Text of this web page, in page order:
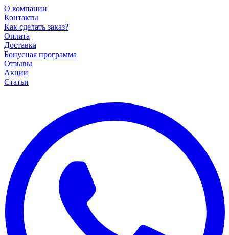
О компании
Контакты
Как сделать заказ?
Оплата
Доставка
Бонусная программа
Отзывы
Акции
Статьи